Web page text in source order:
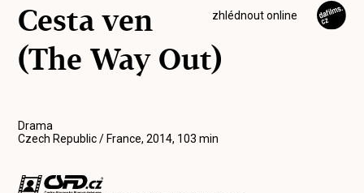
zhlédnout online
Cesta ven
(The Way Out)
Drama
Czech Republic / France, 2014, 103 min